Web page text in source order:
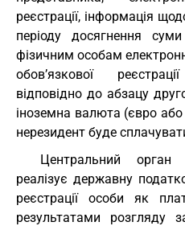
реєстрації, інформація
періоду досягнення
фізичним особам
обов’язкової
відповідно до абзацу
іноземна валюта (євро
нерезидент буде
Центральний
реалізує державну
реєстрації особи як
результатами розгляду